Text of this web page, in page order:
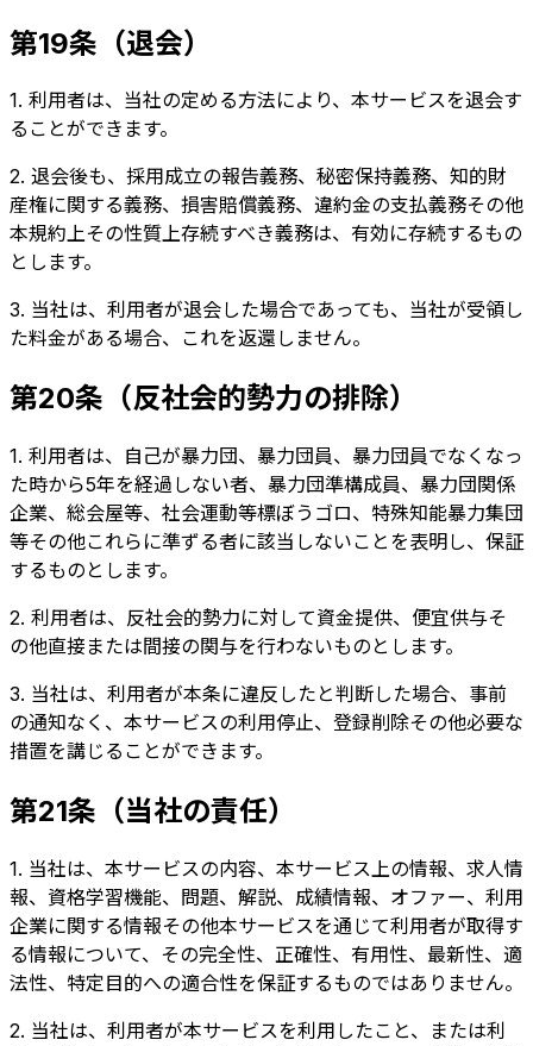
第19条（退会）
1. 利用者は、当社の定める方法により、本サービスを退会す
ることができます。
2. 退会後も、採用成立の報告義務、秘密保持義務、知的財
産権に関する義務、損害賠償義務、違約金の支払義務その他
本規約上その性質上存続すべき義務は、有効に存続するもの
とします。
3. 当社は、利用者が退会した場合であっても、当社が受領し
た料金がある場合、これを返還しません。
第20条（反社会的勢力の排除）
1. 利用者は、自己が暴力団、暴力団員、暴力団員でなくなっ
た時から5年を経過しない者、暴力団準構成員、暴力団関係
企業、総会屋等、社会運動等標ぼうゴロ、特殊知能暴力集団
等その他これらに準ずる者に該当しないことを表明し、保証
するものとします。
2. 利用者は、反社会的勢力に対して資金提供、便宜供与そ
の他直接または間接の関与を行わないものとします。
3. 当社は、利用者が本条に違反したと判断した場合、事前
の通知なく、本サービスの利用停止、登録削除その他必要な
措置を講じることができます。
第21条（当社の責任）
1. 当社は、本サービスの内容、本サービス上の情報、求人情
報、資格学習機能、問題、解説、成績情報、オファー、利用
企業に関する情報その他本サービスを通じて利用者が取得す
る情報について、その完全性、正確性、有用性、最新性、適
法性、特定目的への適合性を保証するものではありません。
2. 当社は、利用者が本サービスを利用したこと、または利